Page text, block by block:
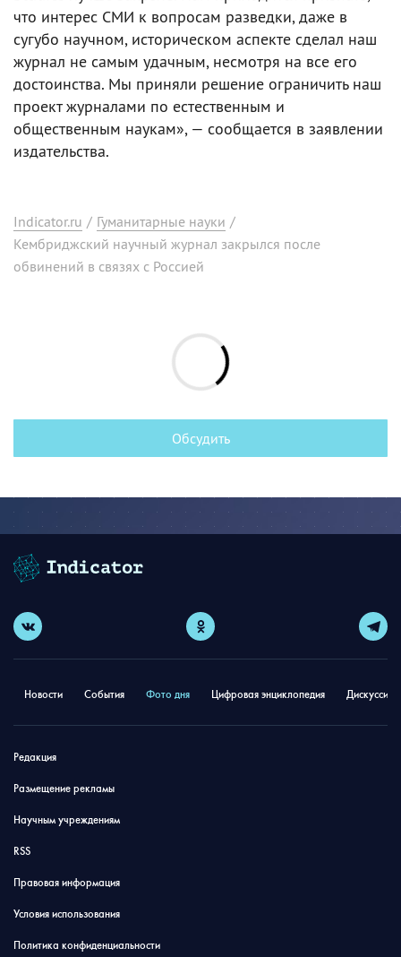
что интерес СМИ к вопросам разведки, даже в
сугубо научном, историческом аспекте сделал наш
журнал не самым удачным, несмотря на все его
достоинства. Мы приняли решение ограничить наш
проект журналами по естественным и
общественным наукам», — сообщается в заявлении
издательства.
Indicator.ru / Гуманитарные науки /
Кембриджский научный журнал закрылся после
обвинений в связях с Россией
Обсудить
Новости События Фото дня Цифровая энциклопедия
Редакция
Размещение рекламы
Научным учреждениям
RSS
Правовая информация
Условия использования
Политика конфиденциальности